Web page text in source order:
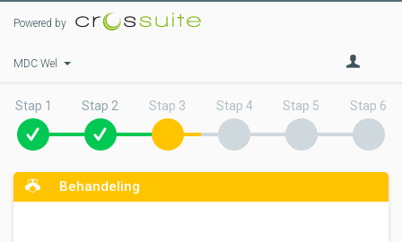
Powered by
MDC Wel
Stap 1 Stap 2 Stap 3 Stap 4 Stap 5 Stap 6
Behandeling